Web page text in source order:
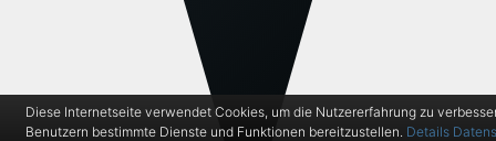
Diese Internetseite verwendet Cookies, um die Nutzererfahrung zu
Benutzern bestimmte Dienste und Funktionen bereitzustellen. Details